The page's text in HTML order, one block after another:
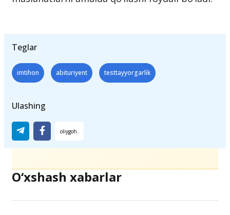
Teglar
imtihon abituriyent testtayyorgarlik
Ulashing
O‘xshash xabarlar